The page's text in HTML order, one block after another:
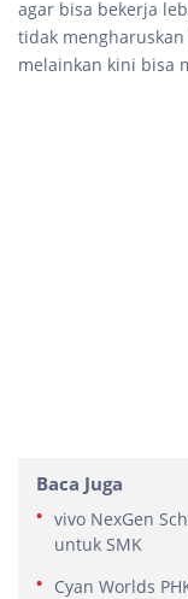
agar bisa bekerja
tidak
melainkan kini bisa
Baca Juga
vivo NexGen
untuk SMK
Cyan Worlds